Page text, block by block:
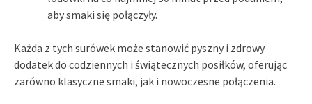
aby smaki się połączyły.
Każda z tych surówek może stanowić pyszny i zdrowy
dodatek do codziennych i świątecznych posiłków, oferując
zarówno klasyczne smaki, jak i nowoczesne połączenia.